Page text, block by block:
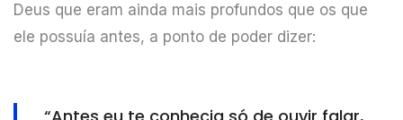
Deus que eram ainda mais profundos que os que
ele possuía antes, a ponto de poder dizer: